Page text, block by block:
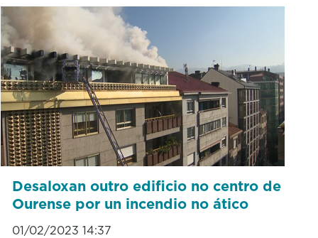
Desaloxan outro edificio no centro de
Ourense por un incendio no ático
01/02/2023 14:37